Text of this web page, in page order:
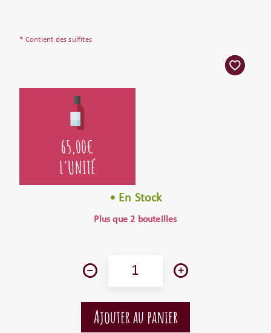
* Contient des sulfites
65,00€
L'UNITÉ
• En Stock
Plus que 2 bouteilles